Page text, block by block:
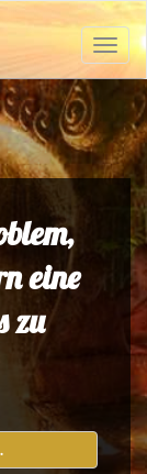
eine
zu